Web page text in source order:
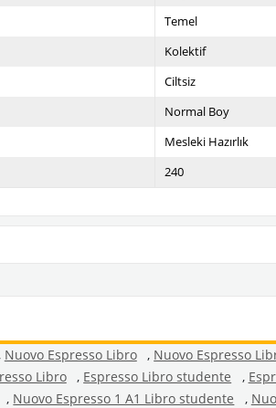
Temel
Kolektif
Ciltsiz
Normal Boy
Mesleki Hazırlık
240
Nuovo Espresso Libro , Nuovo Espresso
Libro , Espresso Libro studente ,
, Nuovo Espresso 1 A1 Libro studente ,